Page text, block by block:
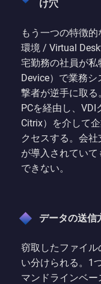
け穴
もう一つの特徴
環境 / Virtual
宅勤務の社員が私
Device）で業務
撃者が逆手に取る
PCを経由し、
Citrix）を介して
クセスする。会
が導入されてい
できない。
データの送信
窃取したファイ
い分けられる。1
マンドラインベ